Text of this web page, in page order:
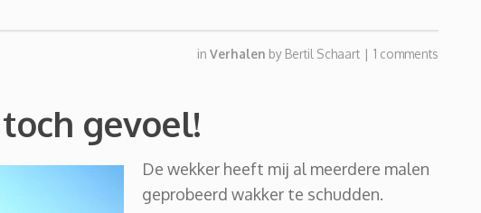
in Verhalen by Bertil Schaart | 1 comments
gevoel!
De wekker heeft mij al meerdere malen
geprobeerd wakker te schudden.